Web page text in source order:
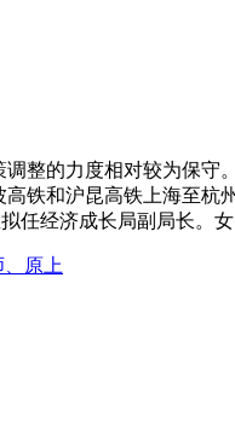
整的力度相对较为保守
铁和沪昆高铁上海至杭
任经济成长局副局长。
原上